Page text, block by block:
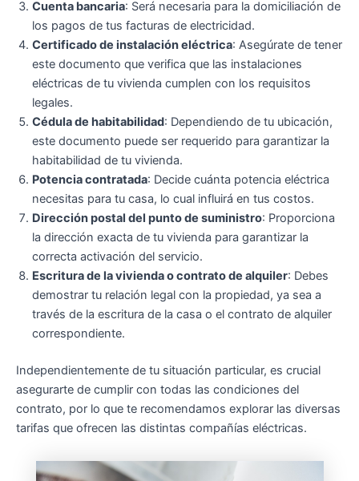
Cuenta bancaria: Será necesaria para la domiciliación de
los pagos de tus facturas de electricidad.
Certificado de instalación eléctrica: Asegúrate de tener
este documento que verifica que las instalaciones
eléctricas de tu vivienda cumplen con los requisitos
legales.
Cédula de habitabilidad: Dependiendo de tu ubicación,
este documento puede ser requerido para garantizar la
habitabilidad de tu vivienda.
Potencia contratada: Decide cuánta potencia eléctrica
necesitas para tu casa, lo cual influirá en tus costos.
Dirección postal del punto de suministro: Proporciona
la dirección exacta de tu vivienda para garantizar la
correcta activación del servicio.
Escritura de la vivienda o contrato de alquiler: Debes
demostrar tu relación legal con la propiedad, ya sea a
través de la escritura de la casa o el contrato de alquiler
correspondiente.
Independientemente de tu situación particular, es crucial
asegurarte de cumplir con todas las condiciones del
contrato, por lo que te recomendamos explorar las diversas
tarifas que ofrecen las distintas compañías eléctricas.